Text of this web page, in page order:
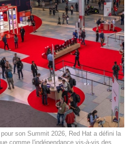
son Summit 2026, Red Hat a défini la
comme l'indépendance vis-à-vis des